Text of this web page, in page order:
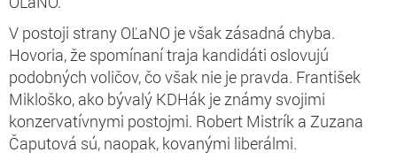
V postoji strany OĽaNO je však zásadná chyba.
Hovoria, že spomínaní traja kandidáti oslovujú
podobných voličov, čo však nie je pravda. František
Mikloško, ako bývalý KDHák je známy svojimi
konzervatívnymi postojmi. Robert Mistrík a Zuzana
Čaputová sú, naopak, kovanými liberálmi.